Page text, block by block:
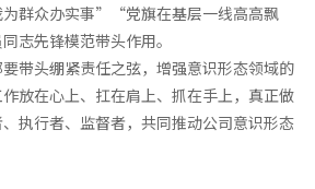
群众办实事”“党旗在基层一线高高飘
志先锋模范带头作用。
带头绷紧责任之弦，增强意识形态领域的
放在心上、扛在肩上、抓在手上，真正做
执行者、监督者，共同推动公司意识形态